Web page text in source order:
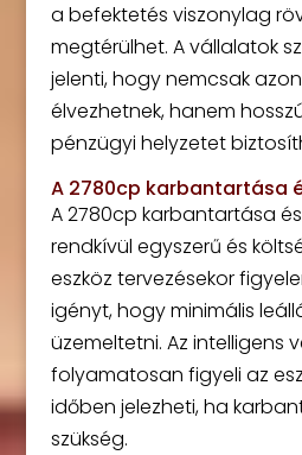
a befektetés viszonylag
megtérülhet. A vállalatok
jelenti, hogy nemcsak
élvezhetnek, hanem
pénzügyi helyzetet
A 2780cp karbantartása
A 2780cp karbantartása
rendkívül egyszerű és
eszköz tervezésekor
igényt, hogy minimális
üzemeltetni. Az intelligens
folyamatosan figyeli az
időben jelezheti, ha
szükség.